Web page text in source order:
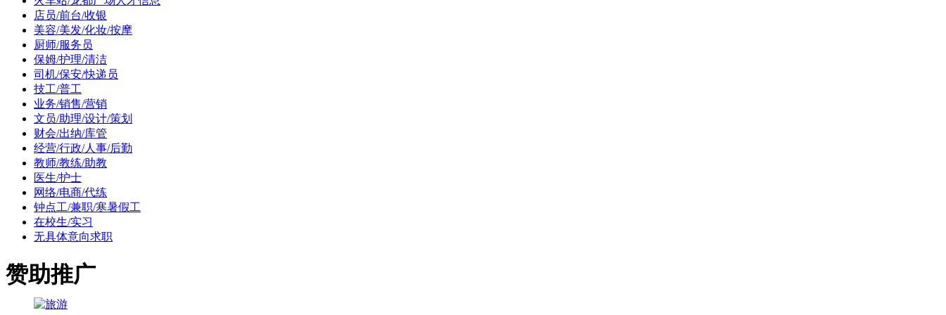
店员/前台/收银
美容/美发/化妆/按摩
厨师/服务员
保姆/护理/清洁
司机/保安/快递员
技工/普工
业务/销售/营销
文员/助理/设计/策划
财会/出纳/库管
经营/行政/人事/后勤
教师/教练/助教
医生/护士
网络/电商/代练
钟点工/兼职/寒暑假工
在校生/实习
无具体意向求职
赞助推广